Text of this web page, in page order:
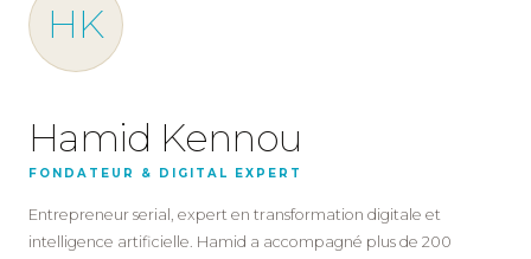
HK
Hamid Kennou
FONDATEUR & DIGITAL EXPERT
Entrepreneur serial, expert en transformation digitale et
intelligence artificielle. Hamid a accompagné plus de 200